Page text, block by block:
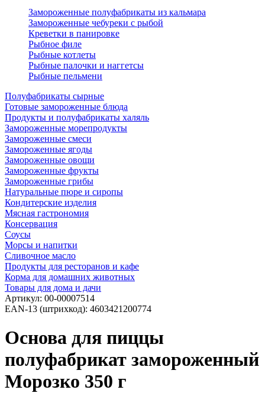
Замороженные полуфабрикаты из кальмара
Замороженные чебуреки с рыбой
Креветки в панировке
Рыбное филе
Рыбные котлеты
Рыбные палочки и наггетсы
Рыбные пельмени
Полуфабрикаты сырные
Готовые замороженные блюда
Продукты и полуфабрикаты халяль
Замороженные морепродукты
Замороженные смеси
Замороженные ягоды
Замороженные овощи
Замороженные фрукты
Замороженные грибы
Натуральные пюре и сиропы
Кондитерские изделия
Мясная гастрономия
Консервация
Соусы
Морсы и напитки
Сливочное масло
Продукты для ресторанов и кафе
Корма для домашних животных
Товары для дома и дачи
Артикул: 00-00007514
EAN-13 (штрихкод): 4603421200774
Основа для пиццы
полуфабрикат замороженный
Морозко 350 г